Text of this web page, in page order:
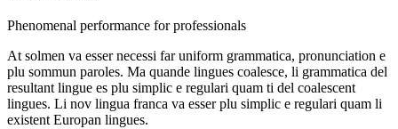
Phenomenal performance for professionals
At solmen va esser necessi far uniform grammatica, pronunciation e
plu sommun paroles. Ma quande lingues coalesce, li grammatica del
resultant lingue es plu simplic e regulari quam ti del coalescent
lingues. Li nov lingua franca va esser plu simplic e regulari quam li
existent Europan lingues.